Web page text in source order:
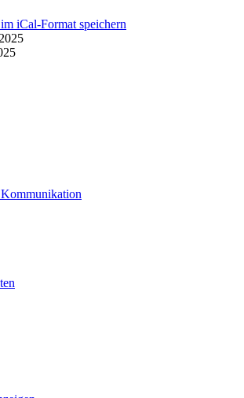
iCal-Format speichern